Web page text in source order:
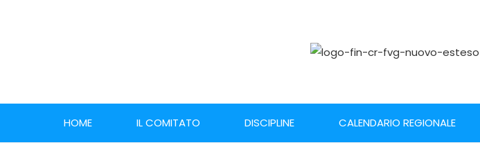
HOME IL COMITATO DISCIPLINE CALENDARIO REGIONALE